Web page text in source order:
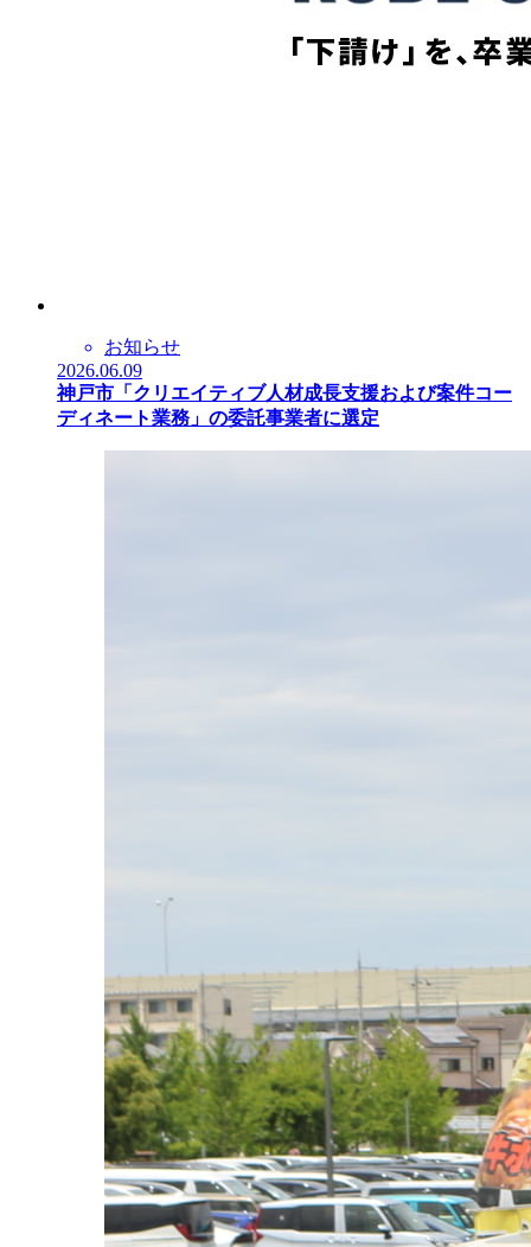
お知らせ
2026.06.09
神戸市「クリエイティブ人材成長支援および案件コー
ディネート業務」の委託事業者に選定